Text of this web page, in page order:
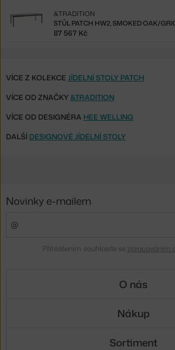
STŮL PATCH HW2, SMOKED OAK/
&TRADITION
87 567 Kč
VÍCE Z KOLEKCE JÍDELNÍ STOLY PATCH
VÍCE OD ZNAČKY&TRADITION
VÍCE OD DESIGNÉRA HEE WELLING
DALŠÍ DESIGNOVÉ JÍDELNÍ STOLY
Novinky e-mailem
Přihlášením souhlasíte se zpracováním
O nás
Nákup
Sortiment